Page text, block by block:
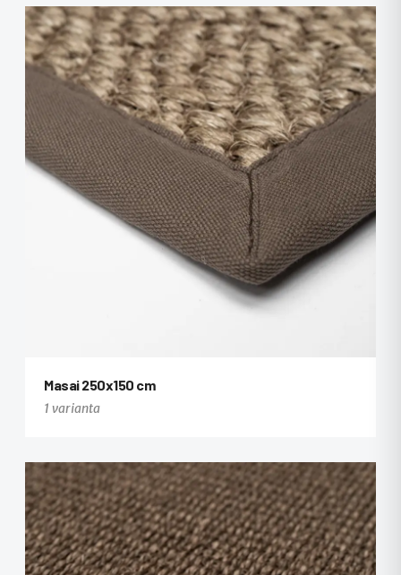
Masai 250x150 cm
1 varianta